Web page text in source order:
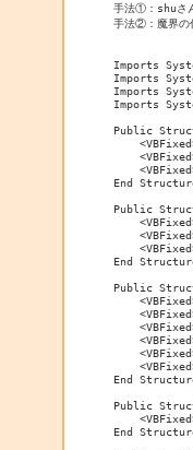
手法①：shuさ
手法②：魔界の
Imports
Imports
Imports
Imports
Public
End
Public
End
Public
End
Public
End